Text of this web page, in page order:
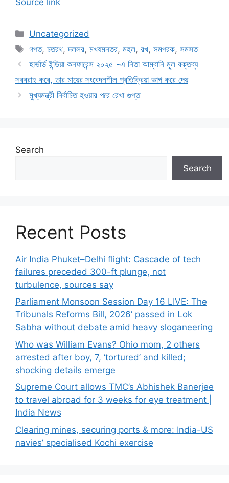
Categories
Uncategorized
Tags
গপত,চতরথ,দললর,মখযমনতর,মহল,রখ,সমপরক,সমসত
হার্ভার্ড ইন্ডিয়া কনফারেন্স ২০২৫ -এ নিতা আম্বানি মূল বক্তব্য
সরবরাহ করে, তার মায়ের সংবেদনশীল প্রতিক্রিয়া ভাগ করে দেয়
মুখ্যমন্ত্রী নির্বাচিত হওয়ার পরে রেখা গুপ্ত
Search
Search
Recent Posts
Air India Phuket–Delhi flight: Cascade of tech
failures preceded 300-ft plunge, not
turbulence, sources say
Parliament Monsoon Session Day 16 LIVE: The
Tribunals Reforms Bill, 2026’ passed in Lok
Sabha without debate amid heavy sloganeering
Who was William Evans? Ohio mom, 2 others
arrested after boy, 7, ‘tortured’ and killed;
shocking details emerge
Supreme Court allows TMC’s Abhishek Banerjee
to travel abroad for 3 weeks for eye treatment |
India News
Clearing mines, securing ports & more: India-US
navies’ specialised Kochi exercise